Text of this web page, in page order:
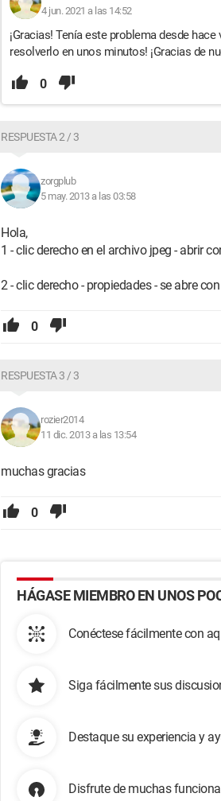
4 jun. 2021 a las 14:52
¡Gracias! Tenía este problema desde
resolverlo en unos minutos! ¡Gracias de
0
RESPUESTA 2 / 3
zorgplub
5 may. 2013 a las 03:58
Hola,
1 - clic derecho en el archivo jpeg - abrir
2 - clic derecho - propiedades - se abre
0
RESPUESTA 3 / 3
rozier2014
11 dic. 2013 a las 13:54
muchas gracias
0
HÁGASE MIEMBRO EN UNOS
Conéctese fácilmente con
Siga fácilmente sus
Destaque su experiencia y
Disfrute de muchas